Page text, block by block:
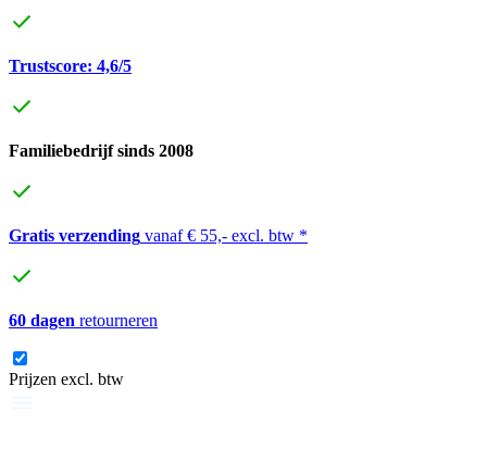
Trustscore: 4,6/5
Familiebedrijf sinds 2008
Gratis verzending vanaf € 55,- excl. btw *
60 dagen retourneren
Prijzen excl. btw